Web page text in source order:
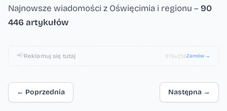
Najnowsze wiadomości z Oświęcimia i regionu – 90
446 artykułów
📢Reklamuj się tutaj 970×250Zamów →
← Poprzednia Następna →